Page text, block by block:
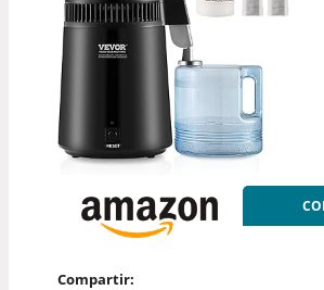
Compartir: